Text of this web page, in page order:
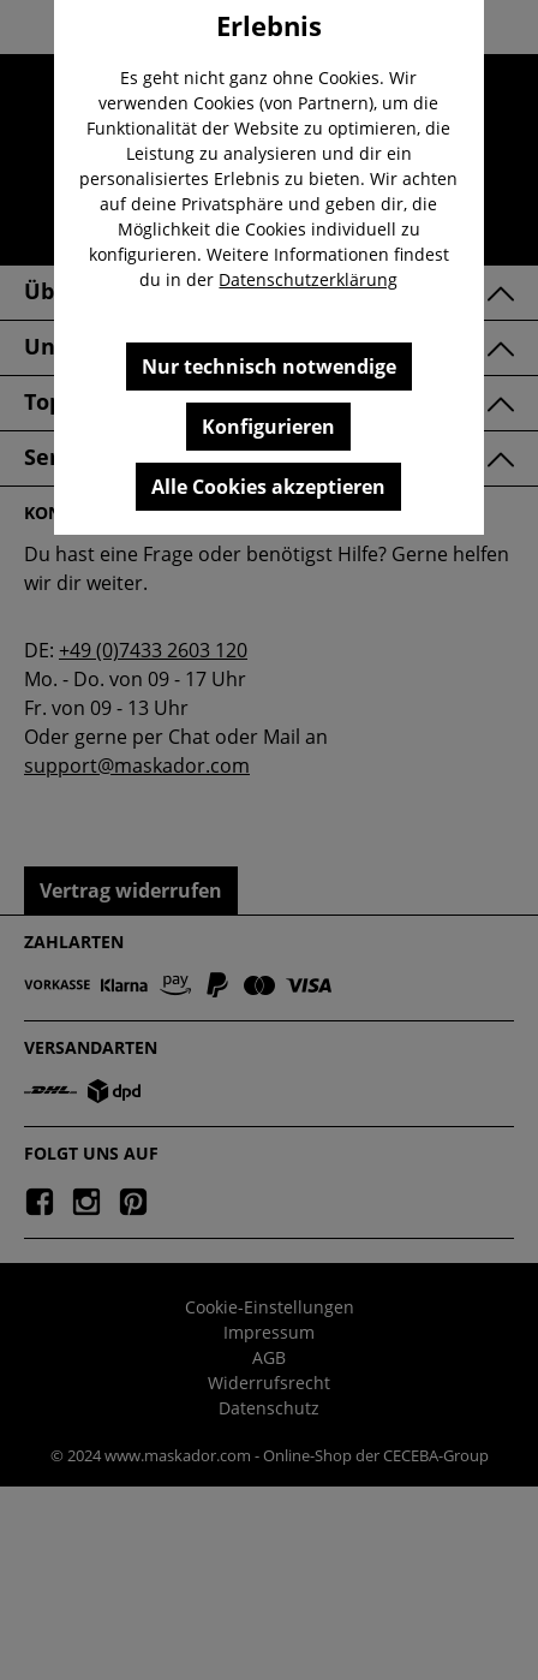
Umfangreicher Kundenservice
Kauf auf Rechnung
Kostenloser Versand ab 29,-€
Lieferzeit 1-3 Werktage
30 Tage kostenlose Retoure
Über Uns
Unsere Marken
Top Kategorien
Service & FAQ
KONTAKT
Du hast eine Frage oder benötigst Hilfe? Gerne helfen
wir dir weiter.
DE: +49 (0)7433 2603 120
Mo. - Do. von 09 - 17 Uhr
Fr. von 09 - 13 Uhr
Oder gerne per Chat oder Mail an
support@maskador.com
Vertrag widerrufen
ZAHLARTEN
VERSANDARTEN
FOLGT UNS AUF
Cookie-Einstellungen
Impressum
AGB
Widerrufsrecht
Datenschutz
© 2024 www.maskador.com - Online-Shop der CECEBA-Group
Erlebnis
Es geht nicht ganz ohne Cookies. Wir
verwenden Cookies (von Partnern), um die
Funktionalität der Website zu optimieren, die
Leistung zu analysieren und dir ein
personalisiertes Erlebnis zu bieten. Wir achten
auf deine Privatsphäre und geben dir, die
Möglichkeit die Cookies individuell zu
konfigurieren. Weitere Informationen findest
du in der Datenschutzerklärung
Nur technisch notwendige
Konfigurieren
Alle Cookies akzeptieren